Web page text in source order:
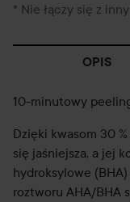
* Nie łączy się z
OPIS
10-minutowy
Dzięki kwasom 30
się jaśniejsza, a jej
hydroksylowe
roztworu AHA/BHA